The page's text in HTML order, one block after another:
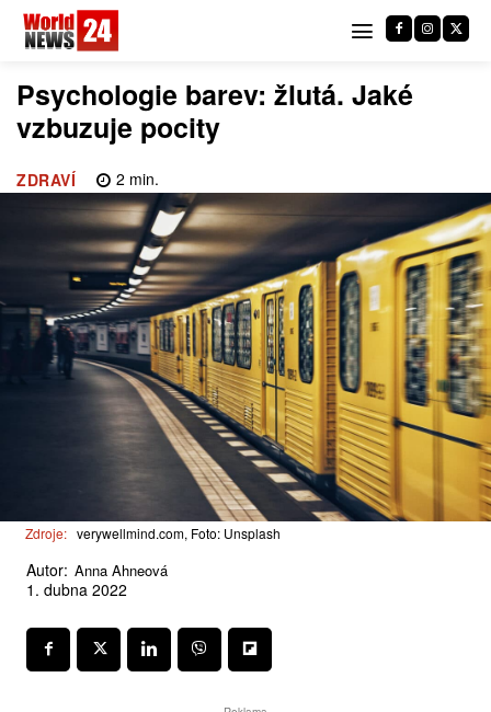
Psychologie barev: žlutá. Jaké
vzbuzuje pocity
ZDRAVÍ 2 min.
Zdroje: verywellmind.com, Foto: Unsplash
Autor: Anna Ahneová
1. dubna 2022